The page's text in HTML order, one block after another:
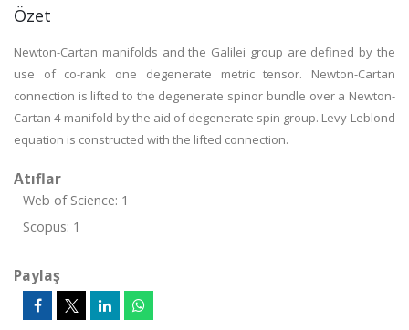
Özet
Newton-Cartan manifolds and the Galilei group are defined by the
use of co-rank one degenerate metric tensor. Newton-Cartan
connection is lifted to the degenerate spinor bundle over a Newton-
Cartan 4-manifold by the aid of degenerate spin group. Levy-Leblond
equation is constructed with the lifted connection.
Atıflar
Web of Science: 1
Scopus: 1
Paylaş